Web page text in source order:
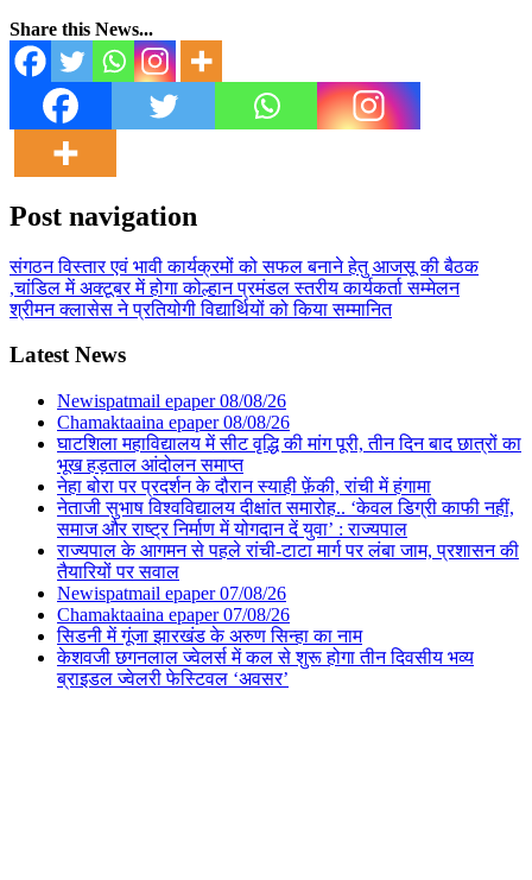
Share this News...
Post navigation
संगठन विस्तार एवं भावी कार्यक्रमों को सफल बनाने हेतु आजसू की बैठक
,चांडिल में अक्टूबर में होगा कोल्हान प्रमंडल स्तरीय कार्यकर्ता सम्मेलन
श्रीमन क्लासेस ने प्रतियोगी विद्यार्थियों को किया सम्मानित
Latest News
Newispatmail epaper 08/08/26
Chamaktaaina epaper 08/08/26
घाटशिला महाविद्यालय में सीट वृद्धि की मांग पूरी, तीन दिन बाद छात्रों का
भूख हड़ताल आंदोलन समाप्त
नेहा बोरा पर प्रदर्शन के दौरान स्याही फ़ेंकी, रांची में हंगामा
नेताजी सुभाष विश्वविद्यालय दीक्षांत समारोह.. ‘केवल डिग्री काफी नहीं,
समाज और राष्ट्र निर्माण में योगदान दें युवा’ : राज्यपाल
राज्यपाल के आगमन से पहले रांची-टाटा मार्ग पर लंबा जाम, प्रशासन की
तैयारियों पर सवाल
Newispatmail epaper 07/08/26
Chamaktaaina epaper 07/08/26
सिडनी में गूंजा झारखंड के अरुण सिन्हा का नाम
केशवजी छगनलाल ज्वेलर्स में कल से शुरू होगा तीन दिवसीय भव्य
ब्राइडल ज्वेलरी फेस्टिवल ‘अवसर’